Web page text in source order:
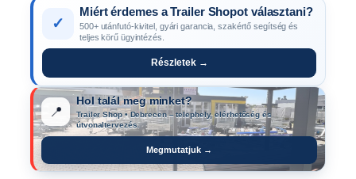
✓
Miért érdemes a Trailer Shopot választani?
500+ utánfutó-kivitel, gyári garancia, szakértő segítség és
teljes körű ügyintézés.
Részletek →
📍
Hol talál meg minket?
Trailer Shop • Debrecen – telephely, elérhetőség és
útvonaltervezés.
Megmutatjuk →